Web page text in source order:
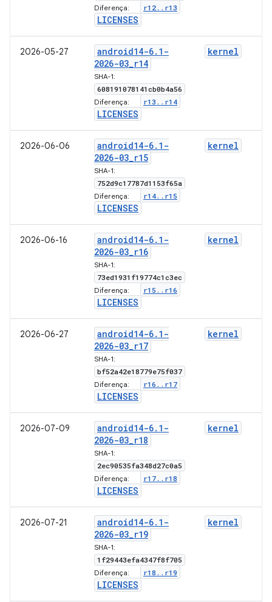
Diferença: r12. . r13
LICENSES
2026-05-27 android14-6. 1-
2026-03_r14
SHA-1:
608191078141cb0b4a56
Diferença: r13 . . r14
LICENSES
kernel
2026-06-06 android14-6. 1-
2026-03_r15
SHA-1:
752d9c17787d1153f65a
Diferença: r14. . r15
LICENSES
kernel
2026-06-16 android14-6. 1-
2026-03_r16
SHA-1:
73ed1931f19774c1c3ec
Diferença: r15 . . r16
LICENSES
kernel
2026-06-27 android14-6. 1-
2026-03_r17
SHA-1:
bf52a42e18779e75f037
Diferença: r16 . . r17
LICENSES
kernel
2026-07-09 android14-6. 1-
2026-03_r18
SHA-1:
2ec90535fa348d27c0a5
Diferença: r17. . r18
LICENSES
kernel
2026-07-21 android14-6. 1-
2026-03_r19
SHA-1:
1f29443efa4347f8f705
Diferença: r18 . . r19
LICENSES
kernel